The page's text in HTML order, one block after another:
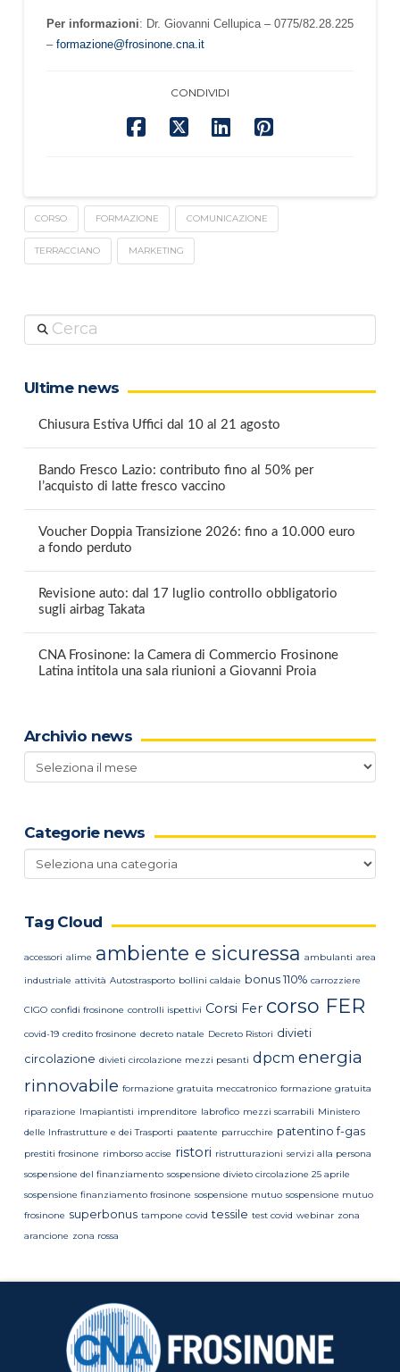
Per informazioni: Dr. Giovanni Cellupica – 0775/82.28.225
– formazione@frosinone.cna.it
CONDIVIDI
CORSO FORMAZIONE COMUNICAZIONE
TERRACCIANO MARKETING
Cerca
Ultime news
Chiusura Estiva Uffici dal 10 al 21 agosto
Bando Fresco Lazio: contributo fino al 50% per
l’acquisto di latte fresco vaccino
Voucher Doppia Transizione 2026: fino a 10.000 euro
a fondo perduto
Revisione auto: dal 17 luglio controllo obbligatorio
sugli airbag Takata
CNA Frosinone: la Camera di Commercio Frosinone
Latina intitola una sala riunioni a Giovanni Proia
Archivio news
Archivio
news
Categorie news
Categorie
news
Tag Cloud
accessori alime ambiente e sicuressa ambulanti area
industriale attività Autostrasporto bollini caldaie bonus 110% carrozziere
CIGO confidi frosinone controlli ispettivi Corsi Fer corso FER
covid-19 credito frosinone decreto natale Decreto Ristori divieti
circolazione divieti circolazione mezzi pesanti dpcm energia
rinnovabile formazione gratuita meccatronico formazione gratuita
riparazione Imapiantisti imprenditore labrofico mezzi scarrabili Ministero
delle Infrastrutture e dei Trasporti paatente parrucchire patentino f-gas
prestiti frosinone rimborso accise ristori ristrutturazioni servizi alla persona
sospensione del finanziamento sospensione divieto circolazione 25 aprile
sospensione finanziamento frosinone sospensione mutuo sospensione mutuo
frosinone superbonus tampone covid tessile test covid webinar zona
arancione zona rossa